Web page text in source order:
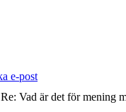
Re: Vad är det för mening